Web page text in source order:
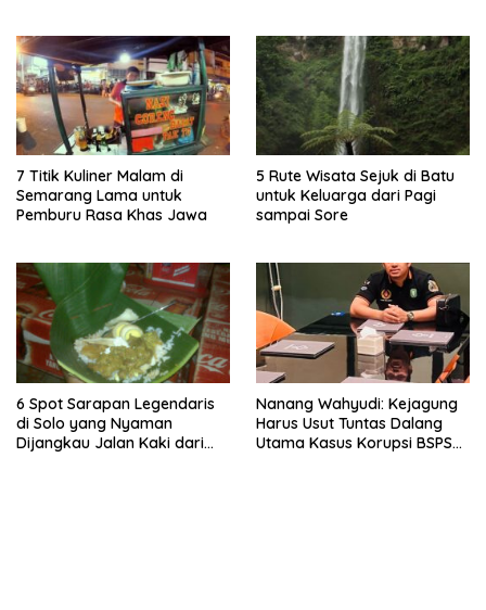
7 Titik Kuliner Malam di
Semarang Lama untuk
Pemburu Rasa Khas Jawa
5 Rute Wisata Sejuk di Batu
untuk Keluarga dari Pagi
sampai Sore
6 Spot Sarapan Legendaris
di Solo yang Nyaman
Dijangkau Jalan Kaki dari
Nanang Wahyudi: Kejagung
Harus Usut Tuntas Dalang
Utama Kasus Korupsi BSPS